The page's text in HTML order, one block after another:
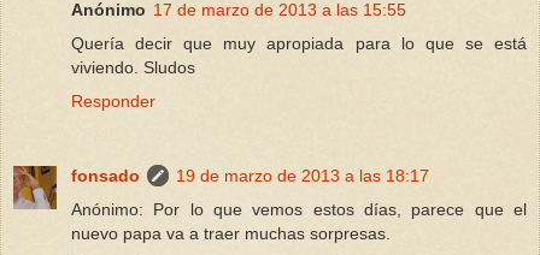
Anónimo 17 de marzo de 2013 a las 15:55
Quería decir que muy apropiada para lo que se está
viviendo. Sludos
Responder
fonsado
19 de marzo de 2013 a las 18:17
Anónimo: Por lo que vemos estos días, parece que el
nuevo papa va a traer muchas sorpresas.